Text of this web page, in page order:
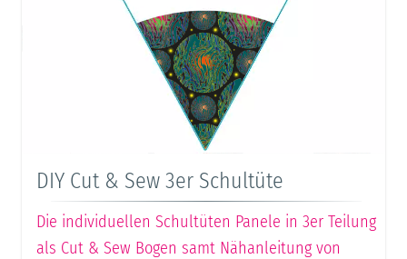
DIY Cut & Sew 3er Schultüte
Die individuellen Schultüten Panele in 3er Teilung
als Cut & Sew Bogen samt Nähanleitung von